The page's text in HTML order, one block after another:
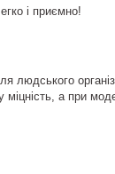
і приємно!
людського
міцність, а при